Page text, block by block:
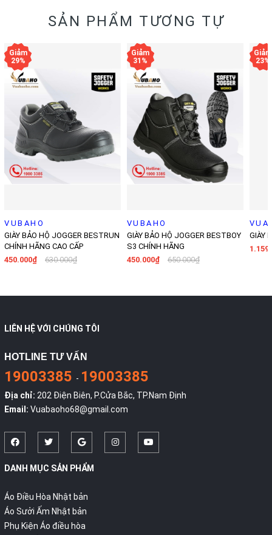
SẢN PHẨM TƯƠNG TỰ
VUBAHO
GIÀY BẢO HỘ JOGGER BESTRUN
CHÍNH HÃNG CAO CẤP
450.000₫
630.000₫
VUBAHO
GIÀY BẢO HỘ JOGGER BESTBOY
S3 CHÍNH HÃNG
450.000₫
650.000₫
VUA
GIÀY
LIÊN HỆ VỚI CHÚNG TÔI
HOTLINE TƯ VẤN
19003385 - 19003385
Địa chỉ: 202 Điện Biên, P.Cửa Bắc, TP.Nam Định
Email: Vuabaoho68@gmail.com
DANH MỤC SẢN PHẨM
Áo Điều Hòa Nhật bản
Áo Sưởi Ấm Nhật bản
Phụ Kiện Áo điều hòa